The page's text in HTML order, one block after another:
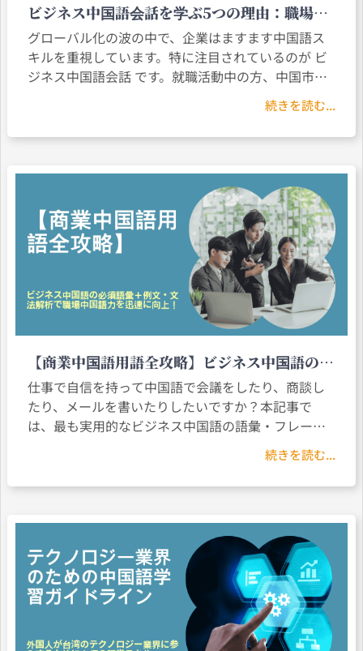
ビジネス中国語会話を学ぶ5つの理由：職場で
差をつけるために
グローバル化の波の中で、企業はますます中国語ス
キルを重視しています。特に注目されているのが ビ
ジネス中国語会話 です。就職活動中の方、中国市場
への進出を目指す方、中国・台湾・香港の取引先と
協力する方にとって、ビジネス中国語会話 の習得は
欠かせないスキルです。
続きを読む...
【商業中国語用語全攻略】ビジネス中国語の必
須語彙＋例文・文法解析で職場中国語力を迅速
に向上！
仕事で自信を持って中国語で会議をしたり、商談し
たり、メールを書いたりしたいですか？本記事で
は、最も実用的なビジネス中国語の語彙・フレー
ズ・文法を分かりやすく解説します。ビジネス中国
語のスキルを素早く向上させ、中国語圏のクライア
ントとのコミュニケーションをより効果的にしまし
続きを読む...